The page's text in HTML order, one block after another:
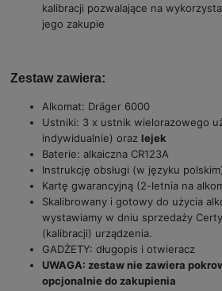
kalibracji pozwalające na
jego zakupie
Zestaw zawiera:
Alkomat: Dräger 6000
Ustniki: 3 x ustnik wielorazowego
indywidualnie) oraz lejek
Baterie: alkaiczna CR123A
Instrukcję obsługi (w języku
Kartę gwarancyjną (2-letnia na
Skalibrowany i gotowy do użycia
wystawiamy w dniu sprzedaży
(kalibracji) urządzenia.
GADŻETY: długopis i otwieracz
UWAGA: zestaw nie zawiera
opcjonalnie do zakupienia